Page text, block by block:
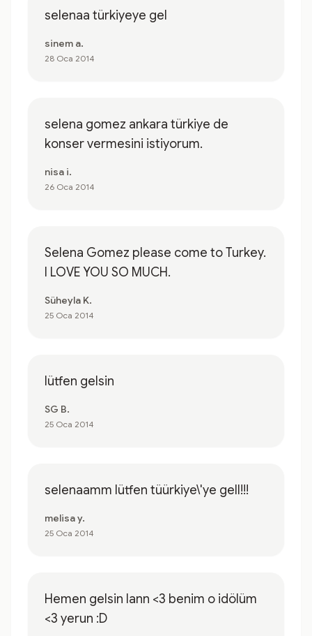
selenaa türkiyeye gel
sinem a.
28 Oca 2014
selena gomez ankara türkiye de
konser vermesini istiyorum.
nisa i.
26 Oca 2014
Selena Gomez please come to Turkey.
I LOVE YOU SO MUCH.
Süheyla K.
25 Oca 2014
lütfen gelsin
SG B.
25 Oca 2014
selenaamm lütfen tüürkiye\'ye gell!!!
melisa y.
25 Oca 2014
Hemen gelsin lann <3 benim o idölüm
<3 yerun :D